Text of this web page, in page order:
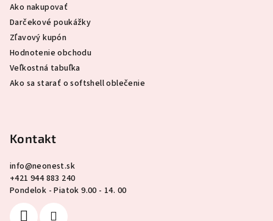
Ako nakupovať
Darčekové poukážky
Zľavový kupón
Hodnotenie obchodu
Veľkostná tabuľka
Ako sa starať o softshell oblečenie
Kontakt
info@neonest.sk
+421 944 883 240
Pondelok - Piatok 9.00 - 14. 00